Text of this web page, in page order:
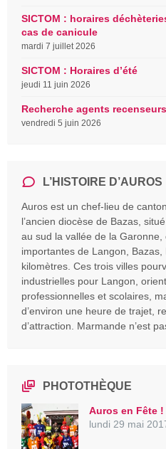
SICTOM : horaires
cas de canicule
mardi 7 juillet 2026
SICTOM : Horaires d’été
jeudi 11 juin 2026
Recherche agents recenseurs
vendredi 5 juin 2026
L’HISTOIRE D’AUROS
Auros est un chef-lieu de
l’ancien diocèse de Bazas,
au sud la vallée de la
importantes de Langon, Bazas,
kilomètres. Ces trois villes
industrielles pour Langon,
professionnelles et scolaires,
d’environ une heure de trajet,
d’attraction. Marmande n’est
PHOTOTHÈQUE
Auros en Fête !
lundi 29 mai